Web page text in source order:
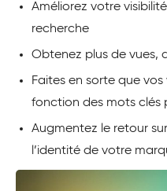
Améliorez votre
recherche
Obtenez plus de vues,
Faites en sorte que
fonction des mots clés
Augmentez le retour
l’identité de votre